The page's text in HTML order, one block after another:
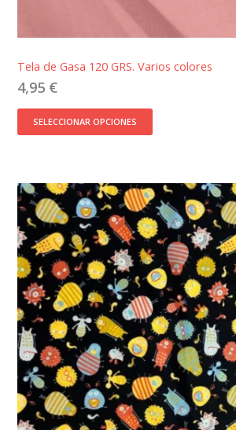
Tela de Gasa 120 GRS. Varios colores
4,95 €
SELECCIONAR OPCIONES